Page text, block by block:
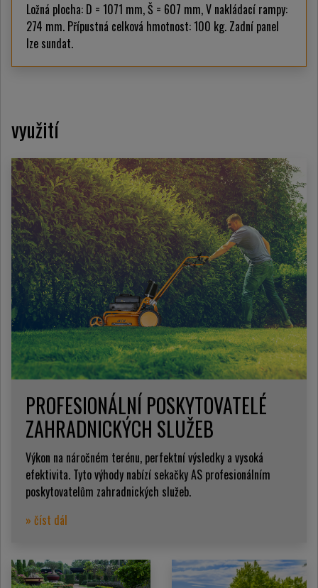
Ložná plocha: D = 1071 mm, Š = 607 mm, V nakládací rampy:
274 mm. Přípustná celková hmotnost: 100 kg. Zadní panel
lze sundat.
využití
PROFESIONÁLNÍ POSKYTOVATELÉ
ZAHRADNICKÝCH SLUŽEB
Výkon na náročném terénu, perfektní výsledky a vysoká
efektivita. Tyto výhody nabízí sekačky AS profesionálním
poskytovatelům zahradnických služeb.
» číst dál